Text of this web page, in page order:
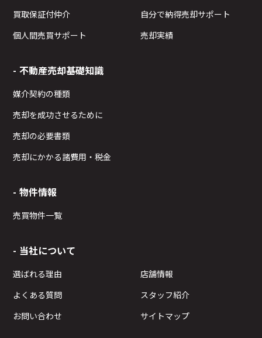
買取保証付仲介
自分で納得売却サポート
個人間売買サポート
売却実績
不動産売却基礎知識
媒介契約の種類
売却を成功させるために
売却の必要書類
売却にかかる諸費用・税金
物件情報
売買物件一覧
当社について
選ばれる理由
店舗情報
よくある質問
スタッフ紹介
お問い合わせ
サイトマップ